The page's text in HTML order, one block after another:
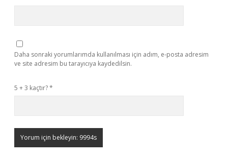
Daha sonraki yorumlarımda kullanılması için adım, e-posta adresim
ve site adresim bu tarayıcıya kaydedilsin.
5 + 3 kaçtır?*